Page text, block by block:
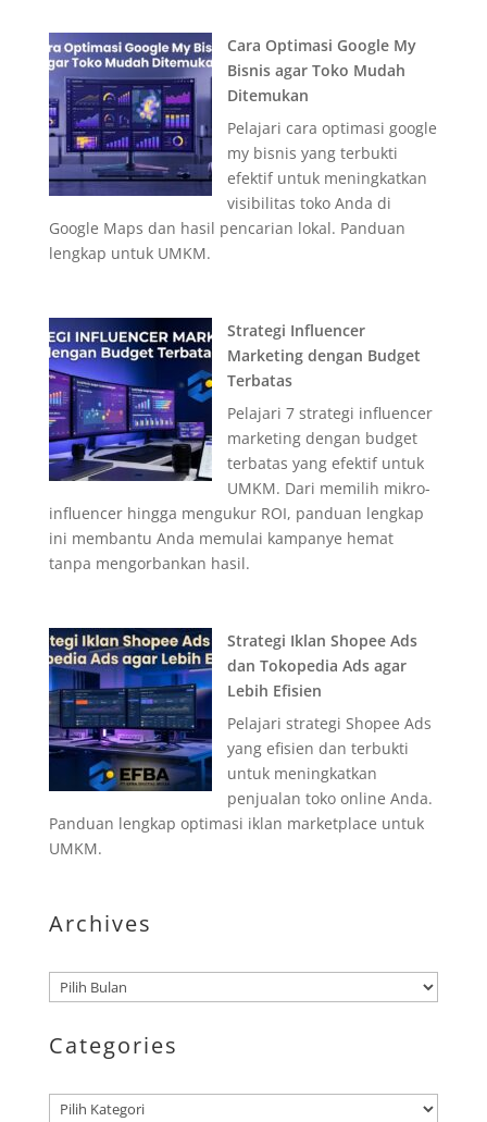
Cara Optimasi Google My
Bisnis agar Toko Mudah
Ditemukan
Pelajari cara optimasi google
my bisnis yang terbukti
efektif untuk meningkatkan
visibilitas toko Anda di
Google Maps dan hasil pencarian lokal. Panduan
lengkap untuk UMKM.
Strategi Influencer
Marketing dengan Budget
Terbatas
Pelajari 7 strategi influencer
marketing dengan budget
terbatas yang efektif untuk
UMKM. Dari memilih mikro-
influencer hingga mengukur ROI, panduan lengkap
ini membantu Anda memulai kampanye hemat
tanpa mengorbankan hasil.
Strategi Iklan Shopee Ads
dan Tokopedia Ads agar
Lebih Efisien
Pelajari strategi Shopee Ads
yang efisien dan terbukti
untuk meningkatkan
penjualan toko online Anda.
Panduan lengkap optimasi iklan marketplace untuk
UMKM.
Archives
Arsip
Categories
Kategori